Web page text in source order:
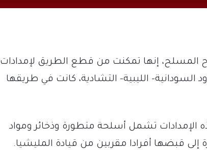
المسلح، إنها تمكنت من قطع الطريق لإمدادات
الليبية- التشادية، كانت في طريقها
الإمدادات تشمل أسلحة متطورة وذخائر ومواد
قبضها أفرادا مقربين من قيادة المليشيا.